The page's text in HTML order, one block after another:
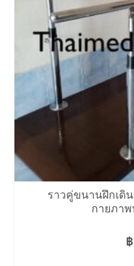
ราวคู่ขนานฝึกเดิน
กายภาพ
฿